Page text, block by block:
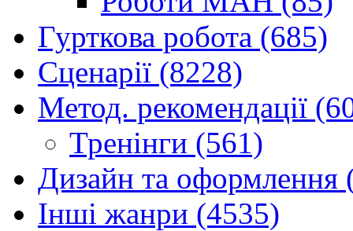
Гурткова робота (685)
Сценарії (8228)
Метод. рекомендації
Тренінги (561)
Дизайн та оформлення
Інші жанри (4535)